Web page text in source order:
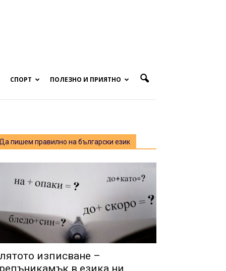
СПОРТ ПОЛЕЗНО И ПРИЯТНО
Да пишем правилно на български език
изписване –
в езика ни